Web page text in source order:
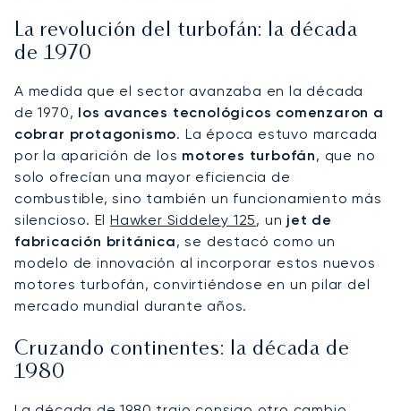
La revolución del turbofán: la década
de 1970
A medida que el sector avanzaba en la década
de 1970, los avances tecnológicos comenzaron a
cobrar protagonismo. La época estuvo marcada
por la aparición de los motores turbofán, que no
solo ofrecían una mayor eficiencia de
combustible, sino también un funcionamiento más
silencioso. ElHawker Siddeley 125, un jet de
fabricación británica, se destacó como un
modelo de innovación al incorporar estos nuevos
motores turbofán, convirtiéndose en un pilar del
mercado mundial durante años.
Cruzando continentes: la década de
1980